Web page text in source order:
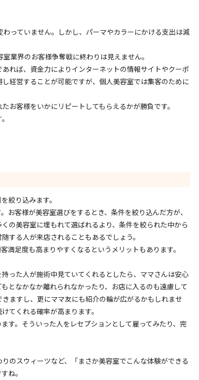
っていません。しかし、パーマやカラーにかける支出は減
業界のお客様争奪戦に終わりは見えません。
れば、資金力によりインターネットの情報サイトやクーポ
経営することが可能ですが、個人美容室では集客のために
お客様をいかにリピートしてもらえるかが勝負です。
絞り込みます。
お客様が美容室選びをするとき、条件を絞り込んだ方が、
の美容室に埋もれて選ばれるより、条件を絞られた中から
する人が来店されることもあるでしょう。
満足度も高まりやすくなるというメリットもあります。
った人が施術中見ていてくれるとしたら、ママさんは安心
となかなか離れられなかったり、お店に入るのも遠慮して
ますし、更にママ友にも紹介の輪が広がるかもしれませ
てくれる確率が高まります。
す。そういった人をレセプションとして雇ってみたり、完
のスウィーツなど、「まさか美容室でこんな体験ができる
ね。